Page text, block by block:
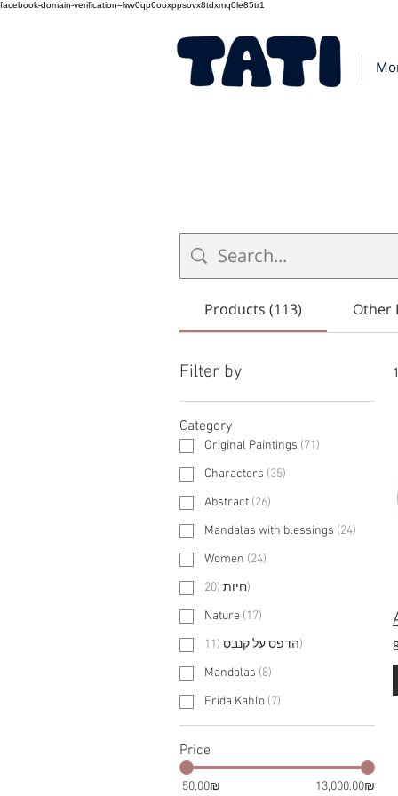
facebook-domain-verification=lwv0qp6ooxppsovx8tdxmq0le85tr1
Products (113) Other
Filter by
Category
Original Paintings (71)
Characters (35)
Abstract (26)
Mandalas with blessings (24)
Women (24)
חיות (
20
)
Nature (17)
הדפס על קנבס (
11
)
Mandalas (8)
Frida Kahlo (7)
Price
‏50.00 ‏₪ ‏13,000.00 ‏₪